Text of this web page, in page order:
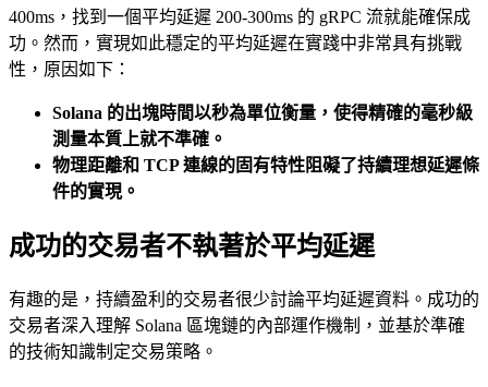
400ms，找到一個平均延遲 200-300ms 的 gRPC 流就能確保成
功。然而，實現如此穩定的平均延遲在實踐中非常具有挑戰
性，原因如下：
Solana 的出塊時間以秒為單位衡量，使得精確的毫秒級
測量本質上就不準確。
物理距離和 TCP 連線的固有特性阻礙了持續理想延遲條
件的實現。
成功的交易者不執著於平均延遲
有趣的是，持續盈利的交易者很少討論平均延遲資料。成功的
交易者深入理解 Solana 區塊鏈的內部運作機制，並基於準確
的技術知識制定交易策略。